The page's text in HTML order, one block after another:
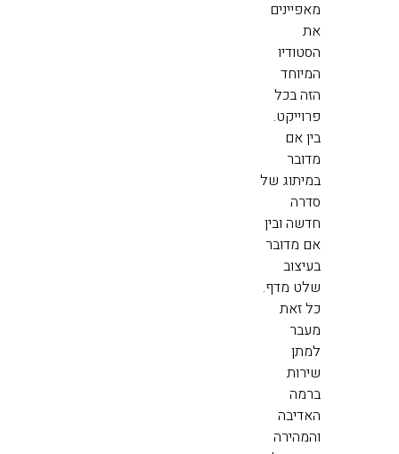
מאפיינים
את
הסטודיו
המיוחד
הזה בכל
פרוייקט.
בין אם
מדובר
במיתוג של
סדרה
חדשה ובין
אם מדובר
בעיצוב
שלט מדף.
כל זאת
מעבר
למתן
שירות
ברמה
האדיבה
והמהירה